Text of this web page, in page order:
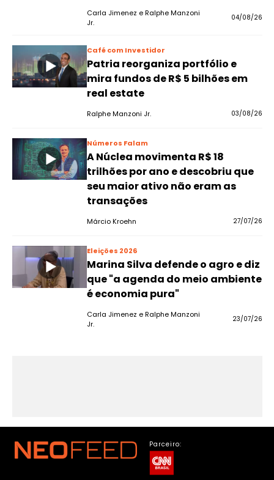
Carla Jimenez e Ralphe Manzoni
Jr.
04/08/26
Café com Investidor
Patria reorganiza portfólio e
mira fundos de R$ 5 bilhões em
real estate
Ralphe Manzoni Jr. 03/08/26
Números Falam
A Núclea movimenta R$ 18
trilhões por ano e descobriu que
seu maior ativo não eram as
transações
Márcio Kroehn 27/07/26
Eleições 2026
Marina Silva defende o agro e diz
que "a agenda do meio ambiente
é economia pura"
Carla Jimenez e Ralphe Manzoni
Jr.
23/07/26
Parceiro: